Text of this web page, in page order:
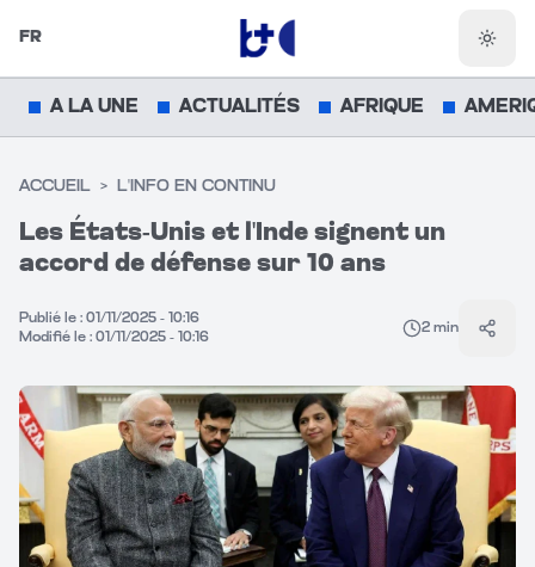
FR
A LA UNE ACTUALITÉS AFRIQUE
ACCUEIL > L'INFO EN CONTINU
Les États-Unis et l'Inde signent un
accord de défense sur 10 ans
Publié le : 01/11/2025 - 10:16
Modifié le : 01/11/2025 - 10:16
2 min